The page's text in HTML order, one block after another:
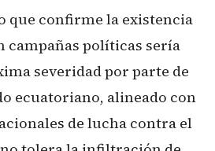
que confirme la existencia
campañas políticas sería
severidad por parte de
ecuatoriano, alineado con
de lucha contra el